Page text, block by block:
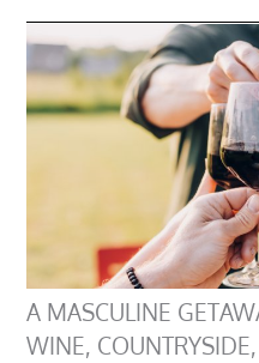
A MASCULINE
WINE,